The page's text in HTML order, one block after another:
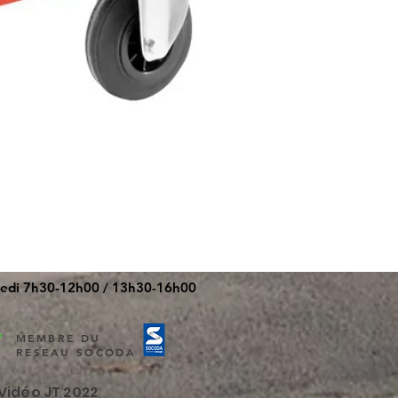
7h30-12h00 / 13h30-16h00
MEMBRE DU
RESEAU SOCODA
JT 2022